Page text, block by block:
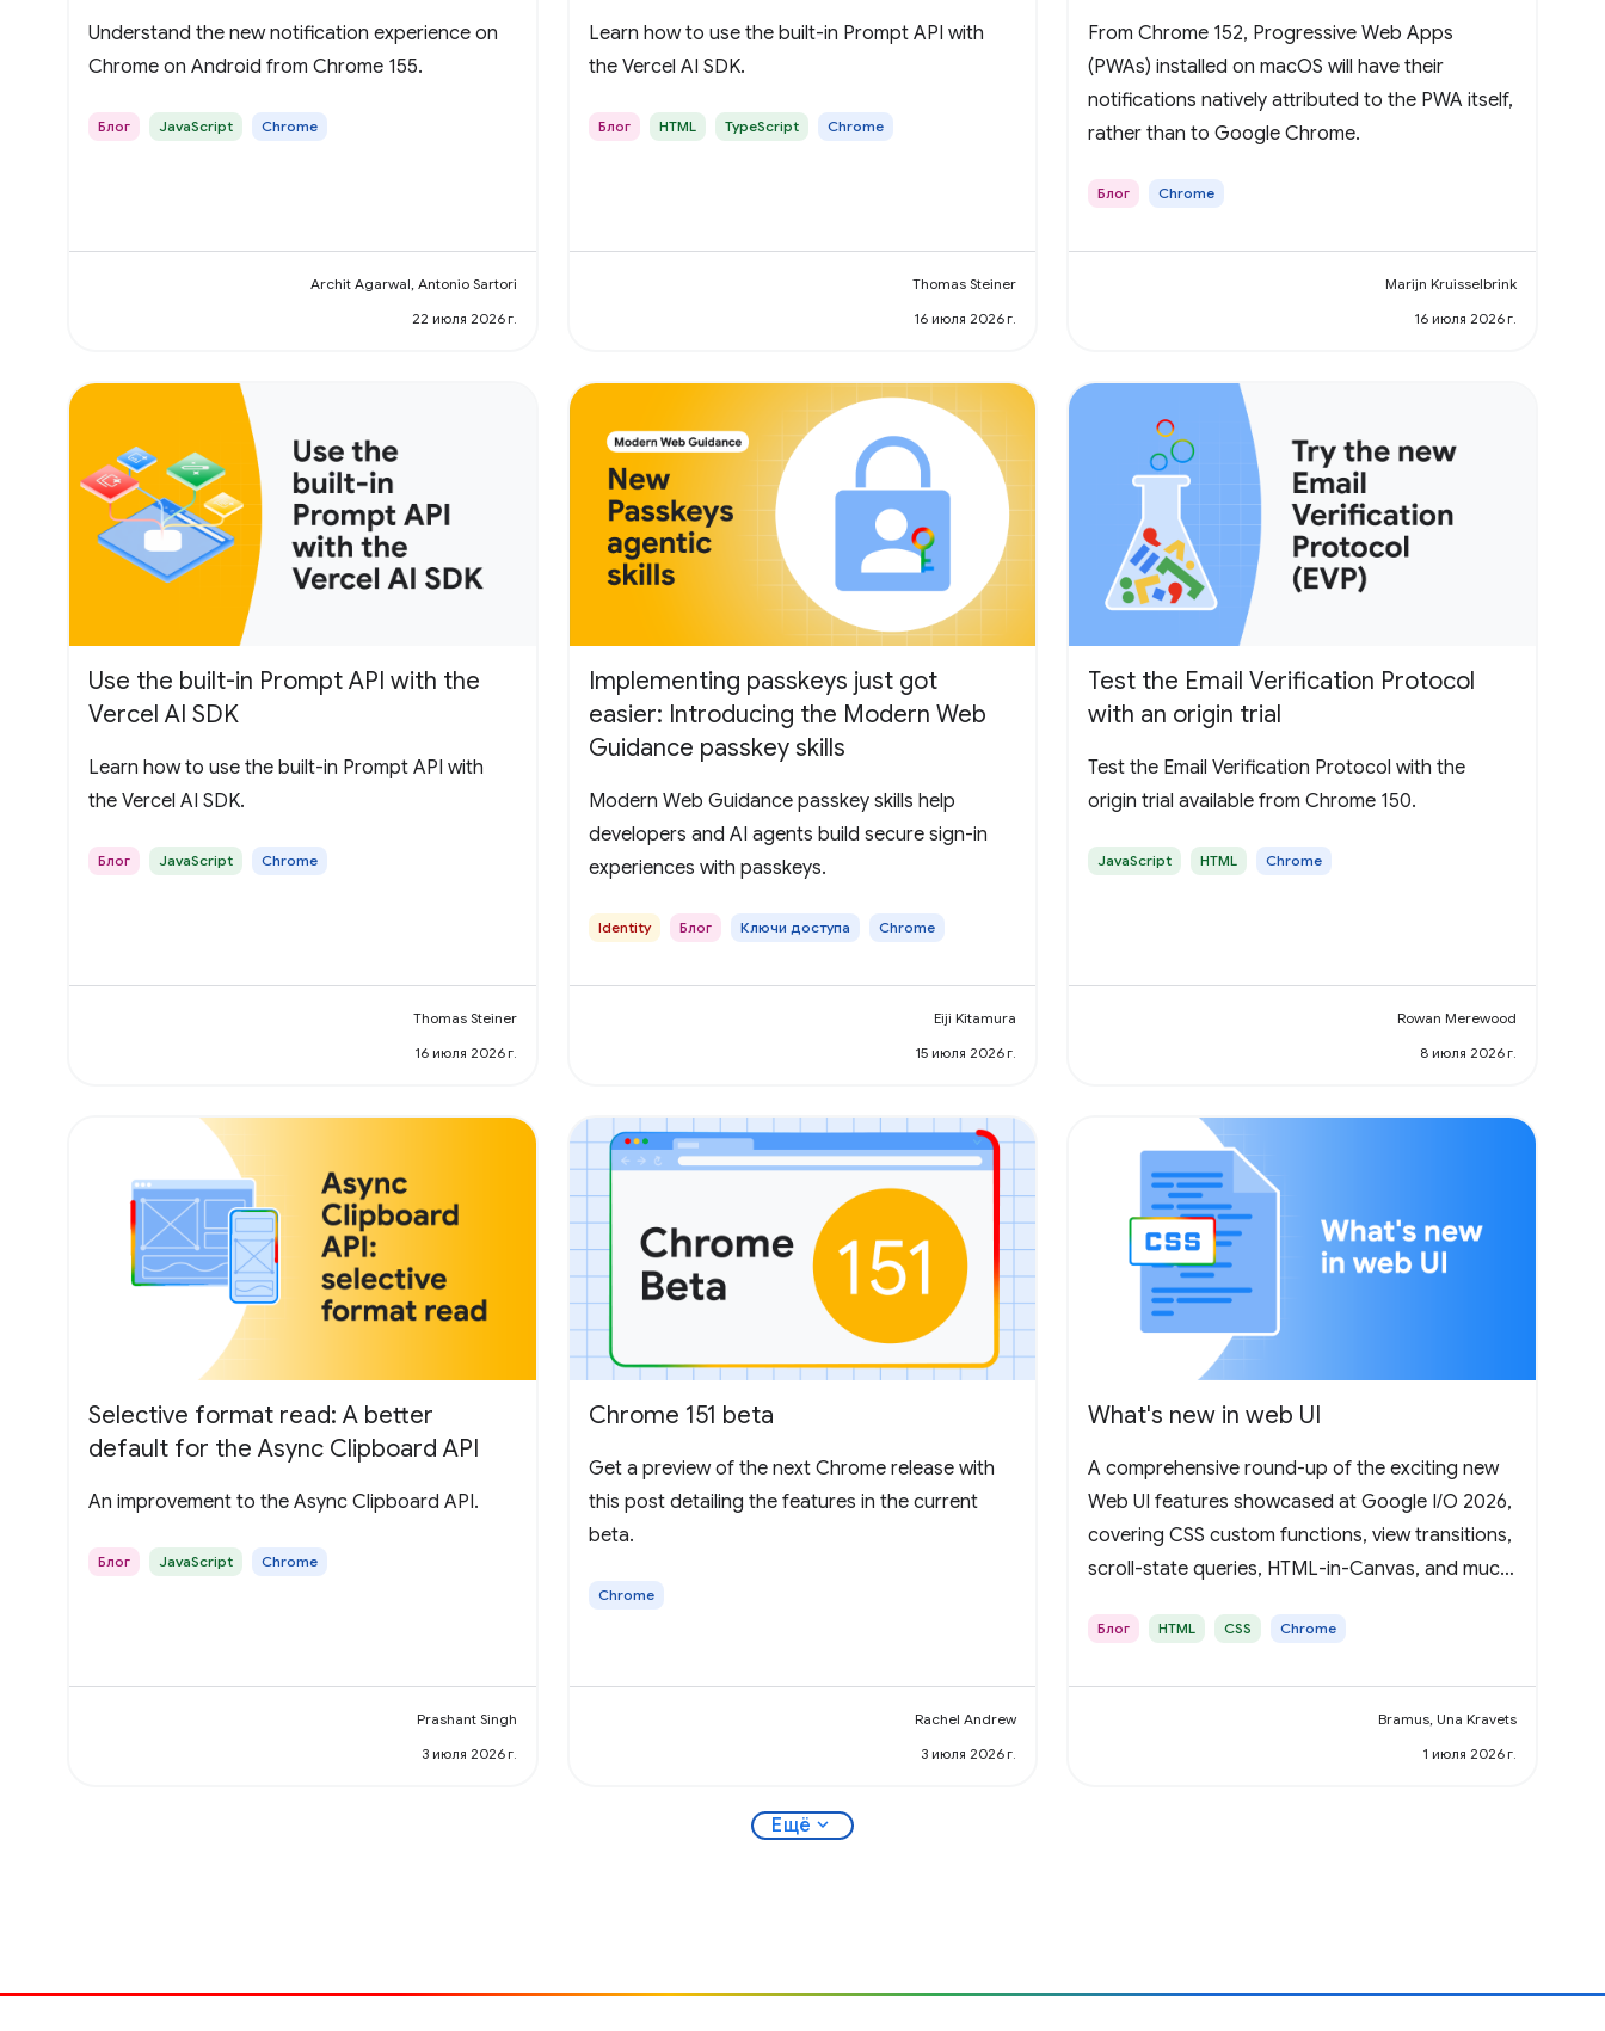
Understand the new notification experience on
Chrome on Android from Chrome 155.
Блог JavaScript Chrome
Archit Agarwal, Antonio Sartori
22 июля 2026 г.
Learn how to use the built-in Prompt API with
the Vercel AI SDK.
Блог HTML TypeScript Chrome
Thomas Steiner
16 июля 2026 г.
From Chrome 152, Progressive Web Apps
(PWAs) installed on macOS will have their
notifications natively attributed to the PWA itself,
rather than to Google Chrome.
Блог Chrome
Marijn Kruisselbrink
16 июля 2026 г.
Use the built-in Prompt API with the
Vercel AI SDK
Learn how to use the built-in Prompt API with
the Vercel AI SDK.
Блог JavaScript Chrome
Thomas Steiner
16 июля 2026 г.
Implementing passkeys just got
easier: Introducing the Modern Web
Guidance passkey skills
Modern Web Guidance passkey skills help
developers and AI agents build secure sign-in
experiences with passkeys.
Identity Блог Ключи доступа Chrome
Eiji Kitamura
15 июля 2026 г.
Test the Email Verification Protocol
with an origin trial
Test the Email Verification Protocol with the
origin trial available from Chrome 150.
JavaScript HTML Chrome
Rowan Merewood
8 июля 2026 г.
Selective format read: A better
default for the Async Clipboard API
An improvement to the Async Clipboard API.
Блог JavaScript Chrome
Prashant Singh
3 июля 2026 г.
Chrome 151 beta
Get a preview of the next Chrome release with
this post detailing the features in the current
beta.
Chrome
Rachel Andrew
3 июля 2026 г.
What's new in web UI
A comprehensive round-up of the exciting new
Web UI features showcased at Google I/O 2026,
covering CSS custom functions, view transitions,
scroll-state queries, HTML-in-Canvas, and much
Блог HTML CSS Chrome
Bramus, Una Kravets
1 июля 2026 г.
Ещё expand_more